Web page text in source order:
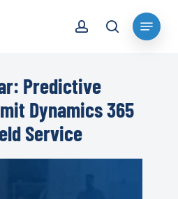
search
Menu
Predictive
Dynamics 365
Service
Close